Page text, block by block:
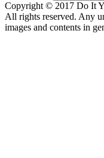
Copyright © 2017 Do It
All rights reserved. Any
images and contents in